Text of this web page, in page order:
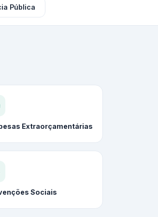
Pública
Extraorçamentárias
Sociais